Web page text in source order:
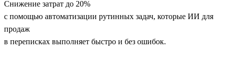
Снижение затрат до 20%
с помощью автоматизации рутинных задач, которые ИИ для
продаж
в переписках выполняет быстро и без ошибок.